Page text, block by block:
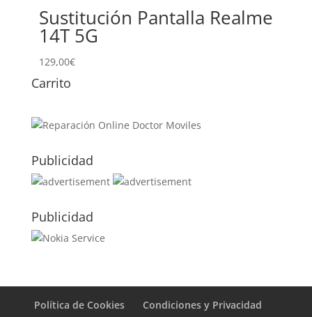
Sustitución Pantalla Realme
14T 5G
129,00€
Carrito
Publicidad
Publicidad
Política de Cookies
Condiciones y Privacidad